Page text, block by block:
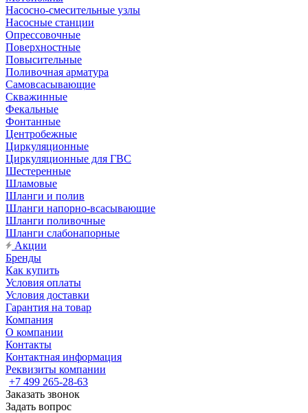
Насосно-смесительные узлы
Насосные станции
Опрессовочные
Поверхностные
Повысительные
Поливочная арматура
Самовсасывающие
Скважинные
Фекальные
Фонтанные
Центробежные
Циркуляционные
Циркуляционные для ГВС
Шестеренные
Шламовые
Шланги и полив
Шланги напорно-всасывающие
Шланги поливочные
Шланги слабонапорные
Акции
Бренды
Как купить
Условия оплаты
Условия доставки
Гарантия на товар
Компания
О компании
Контакты
Контактная информация
Реквизиты компании
+7 499 265-28-63
Заказать звонок
Задать вопрос